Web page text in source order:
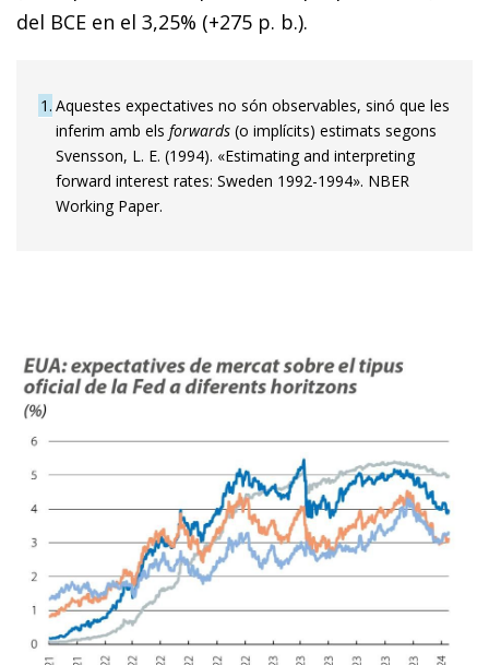
del BCE en el 3,25% (+275 p. b.).
1 Aquestes expectatives no són observables, sinó que les
inferim amb els forwards (o implícits) estimats segons
Svensson, L. E. (1994). «Estimating and interpreting
forward interest rates: Sweden 1992-1994». NBER
Working Paper.